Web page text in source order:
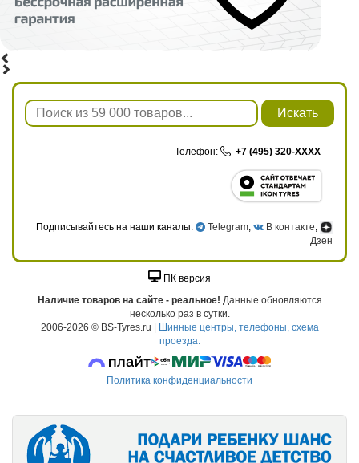
Искать
Телефон: +7 (495) 320-XXXX
Подписывайтесь на наши каналы: Telegram , В контакте
Дзен
ПК версия
Наличие товаров на сайте - реальное! Данные обновляются
несколько раз в сутки.
2006-2026 © BS-Tyres.ru | Шинные центры, телефоны, схема
проезда.
Политика конфиденциальности